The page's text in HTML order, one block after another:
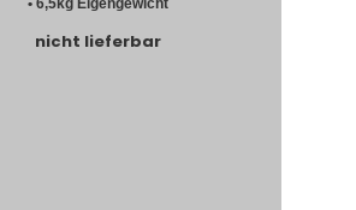
• 6,5kg Eigengewicht
nicht lieferbar